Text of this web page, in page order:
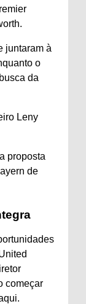
juntaram à
o
da
Leny
proposta
de
começar